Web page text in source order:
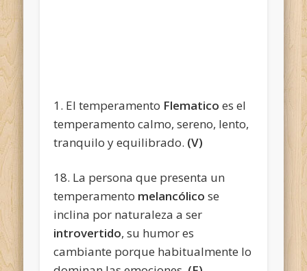
1. El temperamento Flematico es el
temperamento calmo, sereno, lento,
tranquilo y equilibrado. (V)
18. La persona que presenta un
temperamento melancólico se
inclina por naturaleza a ser
introvertido, su humor es
cambiante porque habitualmente lo